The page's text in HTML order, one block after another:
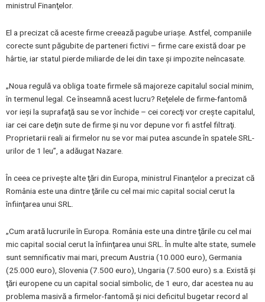
ministrul Finanţelor.
El a precizat că aceste firme creează pagube uriaşe. Astfel, companiile
corecte sunt păgubite de parteneri fictivi – firme care există doar pe
hârtie, iar statul pierde miliarde de lei din taxe şi impozite neîncasate.
„Noua regulă va obliga toate firmele să majoreze capitalul social minim,
în termenul legal. Ce înseamnă acest lucru? Reţelele de firme-fantomă
vor ieşi la suprafaţă sau se vor închide – cei corecţi vor creşte capitalul,
iar cei care deţin sute de firme şi nu vor depune vor fi astfel filtraţi.
Proprietarii reali ai firmelor nu se vor mai putea ascunde în spatele SRL-
urilor de 1 leu”, a adăugat Nazare.
În ceea ce priveşte alte ţări din Europa, ministrul Finanţelor a precizat că
România este una dintre ţările cu cel mai mic capital social cerut la
înfiinţarea unui SRL.
„Cum arată lucrurile în Europa. România este una dintre ţările cu cel mai
mic capital social cerut la înfiinţarea unui SRL. În multe alte state, sumele
sunt semnificativ mai mari, precum Austria (10.000 euro), Germania
(25.000 euro), Slovenia (7.500 euro), Ungaria (7.500 euro) s.a. Există şi
ţări europene cu un capital social simbolic, de 1 euro, dar acestea nu au
problema masivă a firmelor-fantomă şi nici deficitul bugetar record al